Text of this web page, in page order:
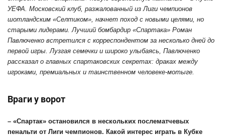
УЕФА. Московский клуб, разжалованный из Лиги чемпионов
шотландским «Селтиком», начнет поход с новыми целями, но
старыми лидерами. Лучший бомбардир «Спартака» Роман
Павлюченко встретился с корреспондентом за несколько дней до
первой игры. Лузгая семечки и широко улыбаясь, Павлюченко
рассказал о главных спартаковских секретах: драках между
игроками, премиальных и таинственном человеке-мотыге.
Враги у ворот
– «Спартак» остановился в нескольких послематчевых
пенальти от Лиги чемпионов. Какой интерес играть в Кубке